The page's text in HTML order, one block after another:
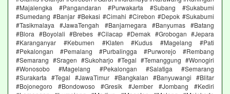
#Majalengka #Pangandaran #Purwakarta #Subang #Sukabumi
#Sumedang #Banjar #Bekasi #Cimahi #Cirebon #Depok #Sukabumi
#Tasikmalaya #JawaTengah #Banjarnegara #Banyumas #Batang
#Blora #Boyolali #Brebes #Cilacap #Demak #Grobogan #Jepara
#Karanganyar #Kebumen #Klaten #Kudus #Magelang #Pati
#Pekalongan #Pemalang #Purbalingga #Purworejo #Rembang
#Semarang #Sragen #Sukoharjo #Tegal #Temanggung #Wonogiri
#Wonosobo #Magelang #Pekalongan #Salatiga #Semarang
#Surakarta #Tegal #JawaTimur #Bangkalan #Banyuwangi #Blitar
#Bojonegoro #Bondowoso #Gresik #Jember #Jombang #Kediri